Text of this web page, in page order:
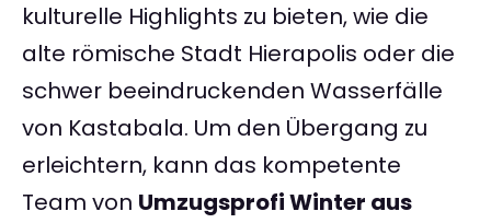
kulturelle Highlights zu bieten, wie die
alte römische Stadt Hierapolis oder die
schwer beeindruckenden Wasserfälle
von Kastabala. Um den Übergang zu
erleichtern, kann das kompetente
Team von Umzugsprofi Winter aus